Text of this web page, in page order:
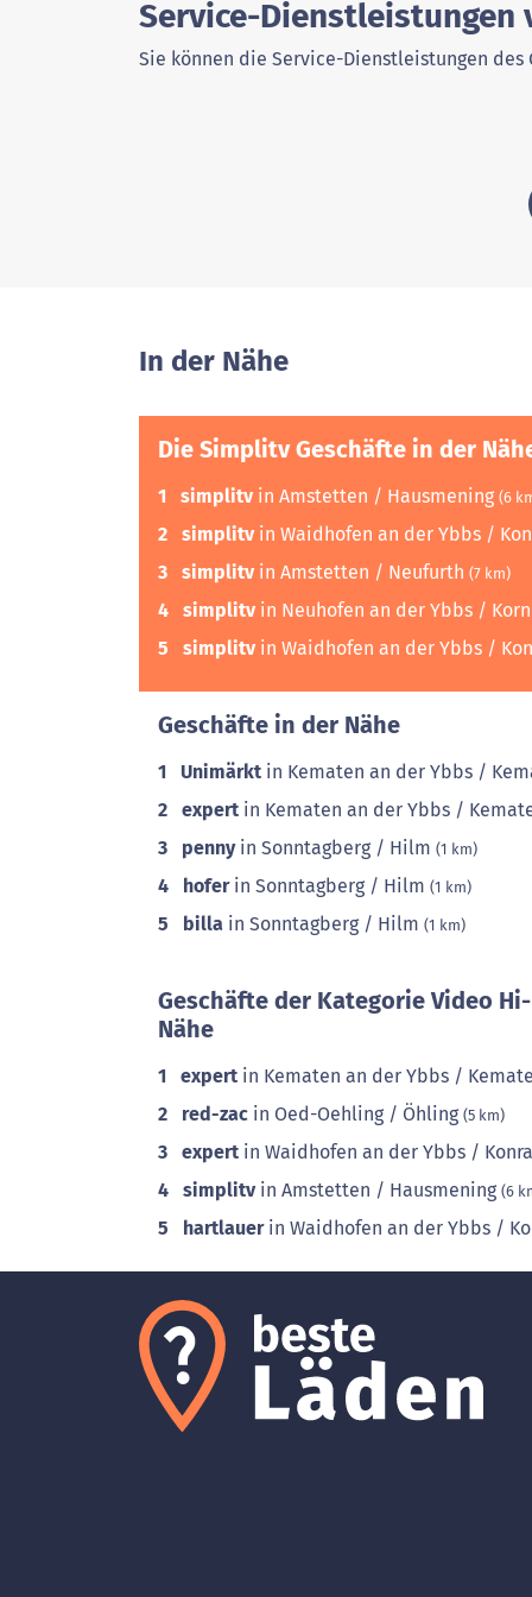
Service-Dienstleistungen
Sie können die Service-Dienstleistungen des
In der Nähe
Die Simplitv Geschäfte in der
1 simplitvin Amstetten / Hausmening (6
2 simplitvin Waidhofen an der Ybbs /
3
simplitvin Amstetten / Neufurth (7 km)
4 simplitvin Neuhofen an der Ybbs /
5
simplitvin Waidhofen an der Ybbs /
Geschäfte in der Nähe
1 Unimärkt in Kematen an der Ybbs /
2
expert in Kematen an der Ybbs /
3
pennyin Sonntagberg / Hilm (1 km)
4 hoferin Sonntagberg / Hilm (1 km)
5 billa in Sonntagberg / Hilm (1 km)
Geschäfte der Kategorie Video
Nähe
1 expert in Kematen an der Ybbs /
2
red-zac in Oed-Oehling / Öhling (5 km)
3 expert in Waidhofen an der Ybbs /
4
simplitvin Amstetten / Hausmening (6
5 hartlauerin Waidhofen an der Ybbs /